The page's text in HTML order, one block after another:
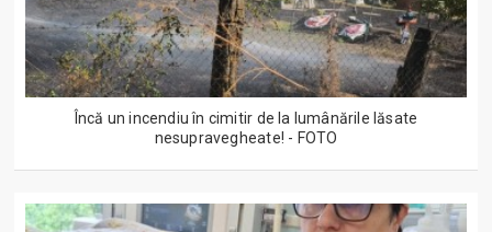
Încă un incendiu în cimitir de la lumânările lăsate
nesupravegheate! - FOTO